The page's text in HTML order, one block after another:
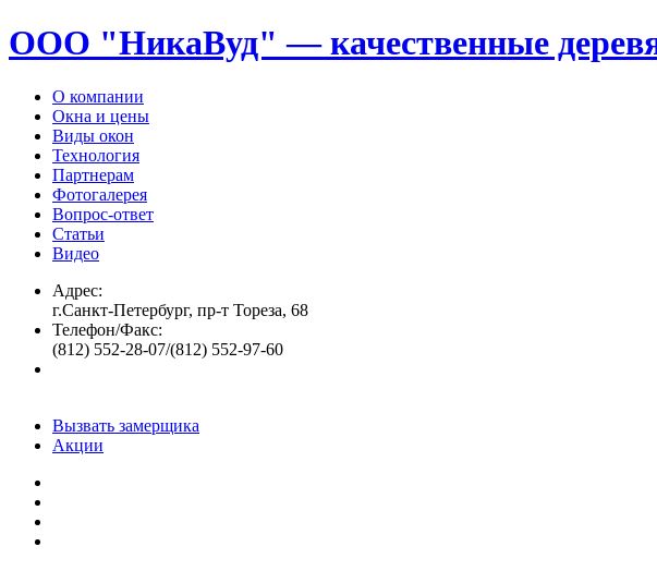
ООО "НикаВуд" — качественные
О компании
Окна и цены
Виды окон
Технология
Партнерам
Фотогалерея
Вопрос-ответ
Статьи
Видео
Адрес:
г.Санкт-Петербург, пр-т Тореза, 68
Телефон/Факс:
(812) 552-28-07/(812) 552-97-60
Вызвать замерщика
Акции